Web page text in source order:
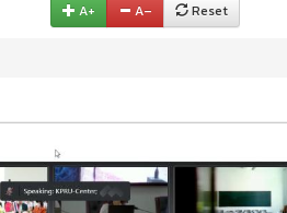
A+ A– Reset